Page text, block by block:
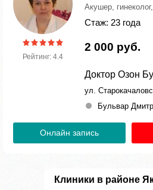
Рейтинг: 4.4
Акушер,
Стаж: 23 года
2 000 руб.
Доктор Озон
ул.
Бульвар
Онлайн запись
Клиники в районе